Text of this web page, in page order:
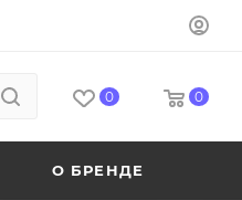
0 0
О БРЕНДЕ